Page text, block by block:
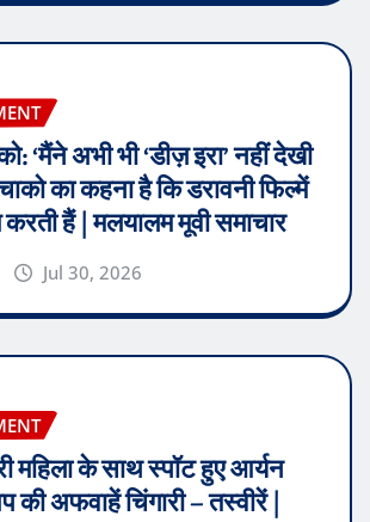
‘मैंने अभी भी ‘डीज़ इरा’ नहीं देखी
का कहना है कि डरावनी फिल्में
करती हैं | मलयालम मूवी समाचार
Jul 30, 2026
महिला के साथ स्पॉट हुए आर्यन
अफवाहें चिंगारी – तस्वीरें |